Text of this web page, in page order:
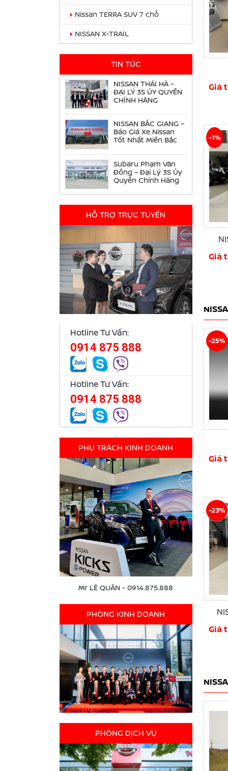
Giá
Giá
-1%
Giá
-25%
Giá
-23%
Nissan TERRA SUV 7 chỗ
NISSAN X-TRAIL
TIN TỨC
NISSAN THÁI HÀ –
ĐẠI LÝ 3S ỦY QUYỀN
CHÍNH HÃNG
NISSAN BẮC GIANG –
Báo Giá Xe Nissan
Tốt Nhất Miền Bắc
Subaru Phạm Văn
Đồng – Đại Lý 3S Ủy
Quyền Chính Hãng
HỖ TRỢ TRỰC TUYẾN
Hotline Tư Vấn:
0914 875 888
Hotline Tư Vấn:
0914 875 888
PHỤ TRÁCH KINH DOANH
Mr LÊ QUÂN - 0914.875.888
PHÒNG KINH DOANH
PHÒNG DỊCH VỤ